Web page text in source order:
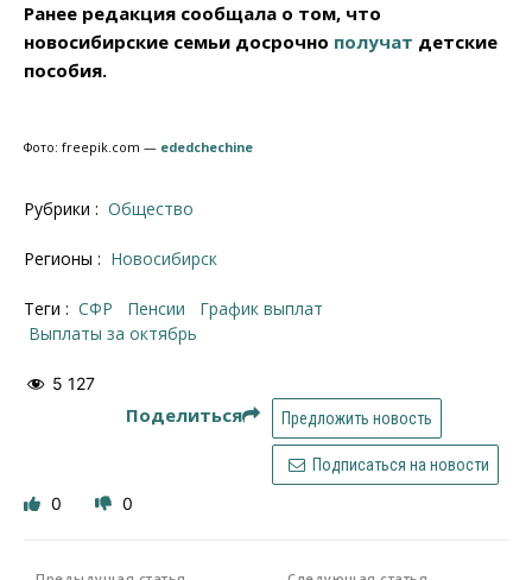
Ранее редакция сообщала о том, что
новосибирские семьи досрочно получат детские
пособия.
Фото: freepik.com — ededchechine
Рубрики : Общество
Регионы : Новосибирск
Теги : СФР пенсии
график выплат
Выплаты за октябрь
5 127
Поделиться Предложить новость
Подписаться на новости
0 0